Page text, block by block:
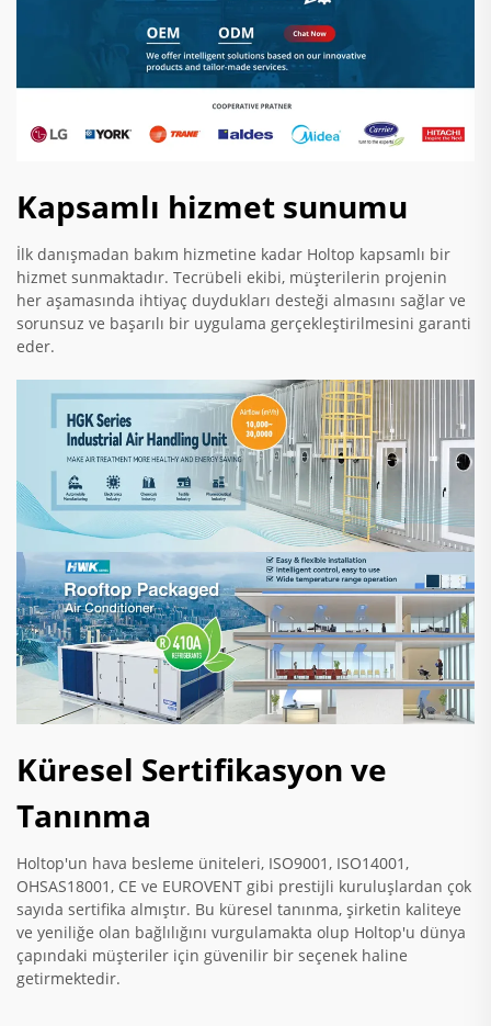
Kapsamlı hizmet sunumu
İlk danışmadan bakım hizmetine kadar Holtop kapsamlı bir
hizmet sunmaktadır. Tecrübeli ekibi, müşterilerin projenin
her aşamasında ihtiyaç duydukları desteği almasını sağlar ve
sorunsuz ve başarılı bir uygulama gerçekleştirilmesini garanti
eder.
Küresel Sertifikasyon ve
Tanınma
Holtop'un hava besleme üniteleri, ISO9001, ISO14001,
OHSAS18001, CE ve EUROVENT gibi prestijli kuruluşlardan çok
sayıda sertifika almıştır. Bu küresel tanınma, şirketin kaliteye
ve yeniliğe olan bağlılığını vurgulamakta olup Holtop'u dünya
çapındaki müşteriler için güvenilir bir seçenek haline
getirmektedir.